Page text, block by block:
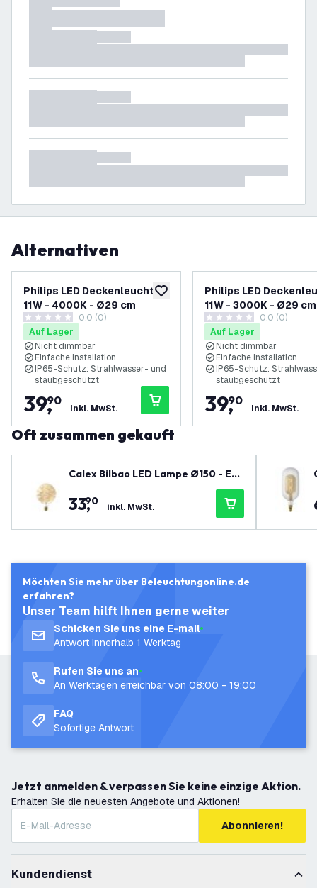
Alternativen
zur Wunschliste hinzufügen
Philips LED Deckenleuchte -
11W - 4000K - Ø29 cm
0 Bewertungssterne
0.0 (0)
Auf Lager
Nicht dimmbar
Einfache Installation
IP65-Schutz: Strahlwasser- und
staubgeschützt
39,
90
inkl. MwSt.
Philips LED
11W - 3000K - Ø29 cm
0 Bewertungssterne
0.0 (0)
Auf Lager
Nicht dimmbar
Einfache Installation
IP65-Schutz:
staubgeschützt
39,
90
inkl. MwSt.
Oft zusammen gekauft
Calex Bilbao LED Lampe Ø150 - E2
7 - 140 Lumen - Gold - Vintage Lam
pe
33,
90 inkl. MwSt.
Möchten Sie mehr über Beleuchtungonline.de
erfahren?
Unser Team hilft Ihnen gerne weiter
Schicken Sie uns eine E-mail
Antwort innerhalb 1 Werktag
Rufen Sie uns an
An Werktagen erreichbar von 08:00 - 19:00
FAQ
Sofortige Antwort
Jetzt anmelden & verpassen Sie keine einzige Aktion.
Erhalten Sie die neuesten Angebote und Aktionen!
Abonnieren!
Kundendienst